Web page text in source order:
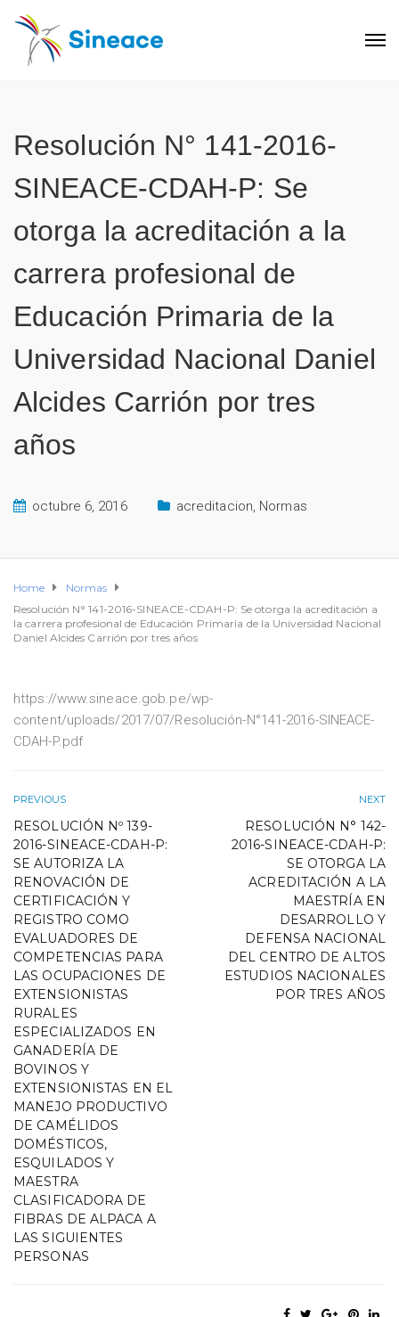
Resolución N° 141-2016-
SINEACE-CDAH-P: Se
otorga la acreditación a la
carrera profesional de
Educación Primaria de la
Universidad Nacional Daniel
Alcides Carrión por tres
años
octubre 6, 2016 acreditacion, Normas
Home
Normas
Resolución N° 141-2016-SINEACE-CDAH-P: Se otorga la acreditación a
la carrera profesional de Educación Primaria de la Universidad Nacional
Daniel Alcides Carrión por tres años
https://www.sineace.gob.pe/wp-
content/uploads/2017/07/Resolución-N°141-2016-SINEACE-
CDAH-P.pdf
PREVIOUS
RESOLUCIÓN Nº 139-
2016-SINEACE-CDAH-P:
SE AUTORIZA LA
RENOVACIÓN DE
CERTIFICACIÓN Y
REGISTRO COMO
EVALUADORES DE
COMPETENCIAS PARA
LAS OCUPACIONES DE
EXTENSIONISTAS
RURALES
ESPECIALIZADOS EN
GANADERÍA DE
BOVINOS Y
EXTENSIONISTAS EN EL
MANEJO PRODUCTIVO
DE CAMÉLIDOS
DOMÉSTICOS,
ESQUILADOS Y
MAESTRA
CLASIFICADORA DE
FIBRAS DE ALPACA A
LAS SIGUIENTES
PERSONAS
NEXT
RESOLUCIÓN N° 142-
2016-SINEACE-CDAH-P:
SE OTORGA LA
ACREDITACIÓN A LA
MAESTRÍA EN
DESARROLLO Y
DEFENSA NACIONAL
DEL CENTRO DE ALTOS
ESTUDIOS NACIONALES
POR TRES AÑOS